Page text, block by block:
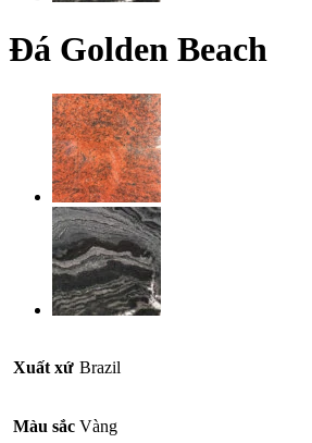
Đá Golden Beach
Xuất xứ Brazil
Màu sắc Vàng